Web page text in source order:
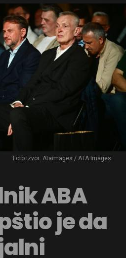
Foto Izvor: Ataimages / ATA Images
ABA
je da